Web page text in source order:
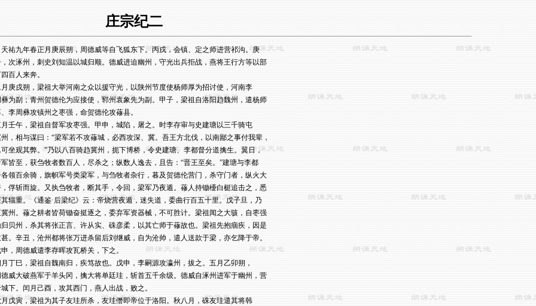
庄宗纪二
天祐九年春正月庚辰朔，周德威等自飞狐东下。丙戌，会镇、定之师进营祁沟。庚
次涿州，刺史刘知温以城归顺。德威进迫幽州，守光出兵拒战，燕将王行方等以部
百人来奔。
庚戌朔，梁祖大举河南之众以援守光，以陕州节度使杨师厚为招讨使，河南李
为副；青州贺德伦为应接使，郓州袁象先为副。甲子，梁祖自洛阳趋魏州，遣杨师
李周彝攻镇州之枣强，命贺德伦攻蓚县。
壬午，梁祖自督军攻枣强。甲申，城陷，屠之。时李存审与史建瑭以三千骑屯
，相与谋曰：“梁军若不攻蓚城，必西攻深、冀。吾王方北伐，以南鄙之事付我辈，
坐观其弊。”乃以八百骑趋冀州，扼下博桥，令史建瑭、李都督分道擒生。翼日，
皆至，获刍牧者数百人，尽杀之；纵数人逸去，且告：“晋王至矣。”建瑭与李都
领百余骑，旗帜军号类梁军，与刍牧者杂行，暮及贺德伦营门，杀守门者，纵火大
俘斩而旋。又执刍牧者，断其手，令回，梁军乃夜遁。蓚人持锄櫌白梃追击之，悉
辎重。《通鉴·后梁纪》云：帝烧营夜遁，迷失道，委曲行百五十里。戊子旦，乃
州。蓚之耕者皆荷锄奋挺逐之，委弃军资器械，不可胜计。梁祖闻之大骇，自枣强
贝州，杀其将张正言、许从实、硃彦柔，以其亡师于蓚故也。梁祖先抱痼疾，因是
。辛丑，沧州都将张万进杀留后刘继威，自为沧帅，遣人送款于梁，亦乞降于帝。
，周德威遣李存晖攻瓦桥关，下之。
丁巳，梁祖自魏南归，疾笃故也。戊申，李嗣源攻瀛州，拔之。五月乙卯朔，
威大破燕军于羊头冈，擒大将单廷珪，斩首五千余级。德威自涿州进军于幽州，营
下。闰月己酉，攻其西门，燕人出战，败之。
戊寅，梁祖为其子友珪所杀，友珪僭即帝位于洛阳。秋八月，硃友珪遣其将韩